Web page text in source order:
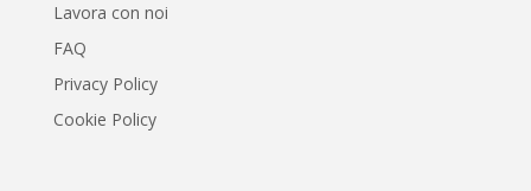
Lavora con noi
FAQ
Privacy Policy
Cookie Policy